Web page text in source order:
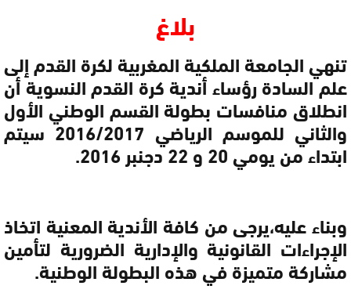
بلاغ
تنهي الجامعة الملكية المغربية لكرة القدم إلى
علم السادة رؤساء أندية كرة القدم النسوية أن
انطلاق منافسات بطولة القسم الوطني الأول
والثاني للموسم الرياضي 2016/2017 سيتم
ابتداء من يومي 20 و 22 دجنبر 2016.
وبناء عليه،يرجى من كافة الأندية المعنية اتخاذ
الإجراءات القانونية والإدارية الضرورية لتأمين
مشاركة متميزة في هذه البطولة الوطنية.